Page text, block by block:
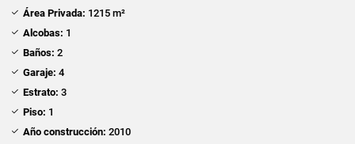
Área Privada: 1215 m²
Alcobas: 1
Baños: 2
Garaje: 4
Estrato: 3
Piso: 1
Año construcción: 2010